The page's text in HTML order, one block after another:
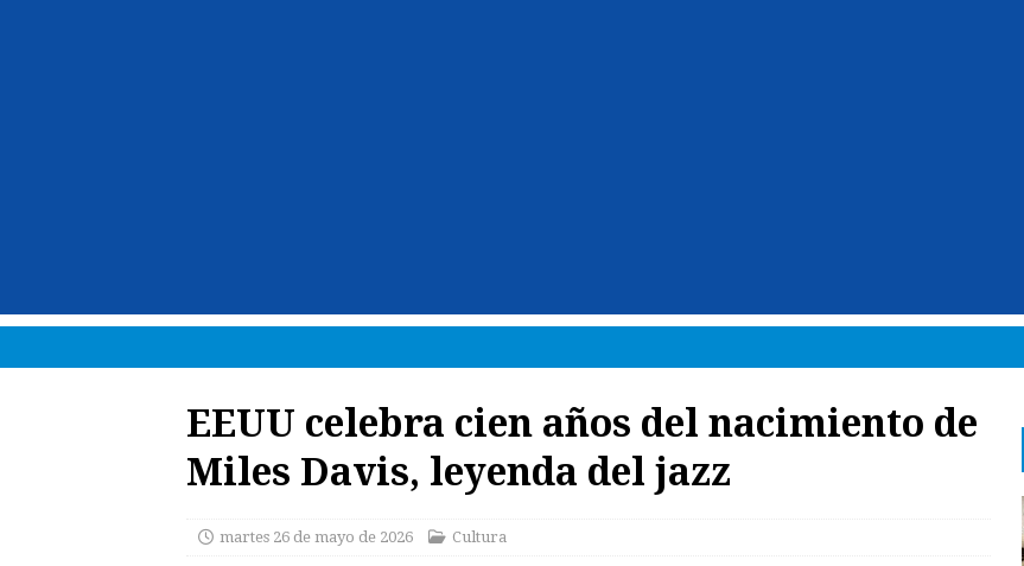
EEUU celebra cien años del nacimiento de
Miles Davis, leyenda del jazz
martes 26 de mayo de 2026 Cultura